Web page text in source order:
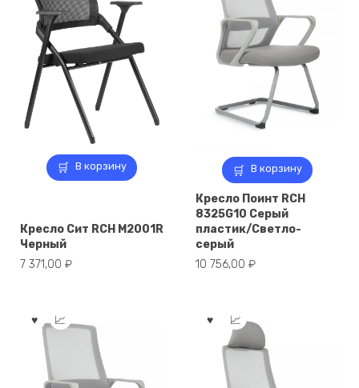
В корзину
Кресло Сит RCH M2001R
Черный
7 371,00 ₽
В корзину
Кресло Поинт RCH
8325G10 Серый
пластик/Светло-
серый
10 756,00 ₽